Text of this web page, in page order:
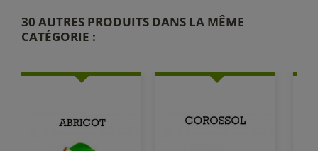
30 AUTRES PRODUITS DANS LA MÊME
CATÉGORIE :